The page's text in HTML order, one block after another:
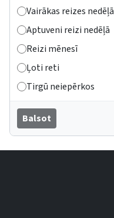
Vairākas reizes nedēļā
Aptuveni reizi nedēļā
Reizi mēnesī
Ļoti reti
Tirgū neiepērkos
Balsot